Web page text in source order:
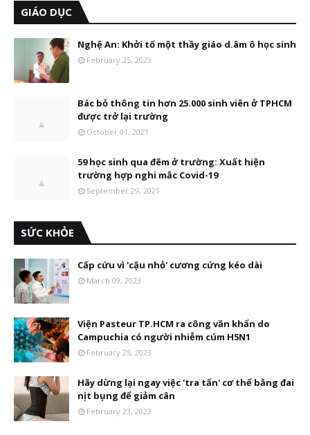
GIÁO DỤC
Nghệ An: Khởi tố một thầy giáo d.âm ô học sinh
February 25, 2023
Bác bỏ thông tin hơn 25.000 sinh viên ở TPHCM
được trở lại trường
October 01, 2021
59 học sinh qua đêm ở trường: Xuất hiện
trường hợp nghi mắc Covid-19
September 29, 2021
SỨC KHỎE
Cấp cứu vì 'cậu nhỏ' cương cứng kéo dài
March 09, 2023
Viện Pasteur TP.HCM ra công văn khẩn do
Campuchia có người nhiễm cúm H5N1
February 25, 2023
Hãy dừng lại ngay việc 'tra tấn' cơ thể bằng đai
nịt bụng để giảm cân
February 23, 2023